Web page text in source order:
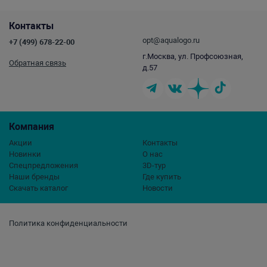
Политика конфиденциальности
Компания
Акции
Новинки
Спецпредложения
Наши бренды
Скачать каталог
Контакты
О нас
3D-тур
Где купить
Новости
Контакты
+7 (499) 678-22-00
Обратная связь
opt@aqualogo.ru
г.Москва, ул. Профсоюзная,
д.57